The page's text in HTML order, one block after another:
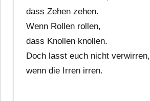
dass Zehen zehen.
Wenn Rollen rollen,
dass Knollen knollen.
Doch lasst euch nicht verwirren,
wenn die Irren irren.